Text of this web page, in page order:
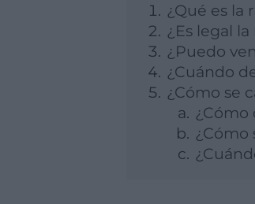
¿Qué es la
¿Es legal
¿Puedo
¿Cuándo
¿Cómo se
¿Cómo
¿Cómo